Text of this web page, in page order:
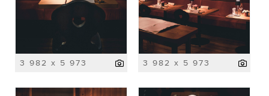
3 982 x 5 973 3 982 x 5 973